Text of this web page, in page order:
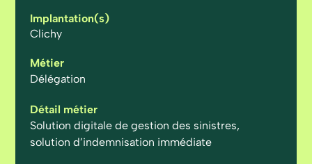
Implantation(s)
Clichy
Métier
Délégation
Détail métier
Solution digitale de gestion des sinistres,
solution d’indemnisation immédiate